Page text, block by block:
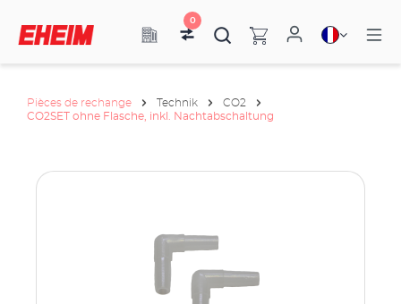
0
Pièces de rechange Technik
CO2
CO2SET ohne Flasche, inkl. Nachtabschaltung